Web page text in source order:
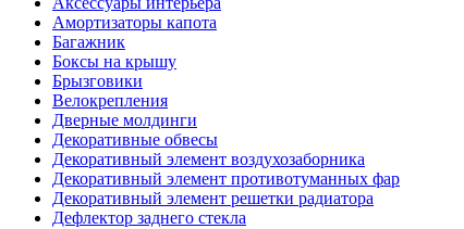
Амортизаторы капота
Багажник
Боксы на крышу
Брызговики
Велокрепления
Дверные молдинги
Декоративные обвесы
Декоративный элемент воздухозаборника
Декоративный элемент противотуманных фар
Декоративный элемент решетки радиатора
Дефлектор заднего стекла